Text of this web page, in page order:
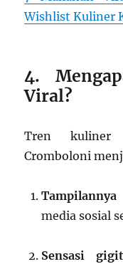
Wishlist Kuliner
4.
Viral?
Tren kuliner
Cromboloni
media sosial
Sensasi